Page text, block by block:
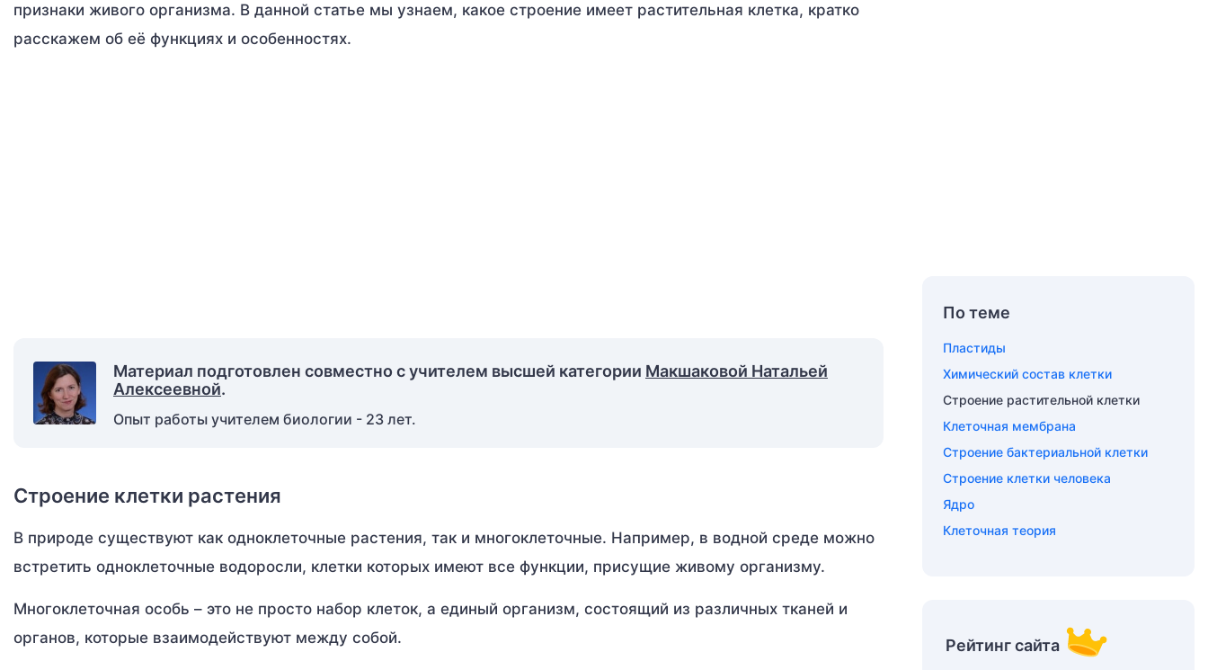
признаки живого организма. В данной статье мы узнаем, какое строение имеет растительная клетка, кратко
расскажем об её функциях и особенностях.
Материал подготовлен совместно с учителем высшей категории Макшаковой Натальей
Алексеевной.
Опыт работы учителем биологии - 23 лет.
Строение клетки растения
В природе существуют как одноклеточные растения, так и многоклеточные. Например, в водной среде можно
встретить одноклеточные водоросли, клетки которых имеют все функции, присущие живому организму.
Многоклеточная особь – это не просто набор клеток, а единый организм, состоящий из различных тканей и
органов, которые взаимодействуют между собой.
По теме
Пластиды
Химический состав клетки
Строение растительной клетки
Клеточная мембрана
Строение бактериальной клетки
Строение клетки человека
Ядро
Клеточная теория
Рейтинг сайта